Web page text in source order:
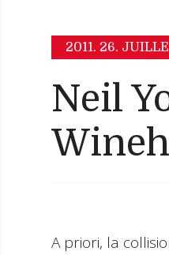
2011. 26.
Neil
A priori, la